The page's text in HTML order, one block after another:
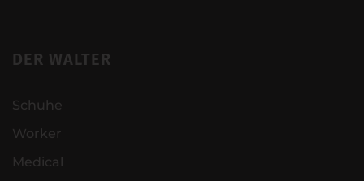
DER WALTER
Schuhe
Worker
Medical